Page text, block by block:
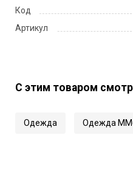
Код
Артикул
С этим товаром
Одежда Одежда